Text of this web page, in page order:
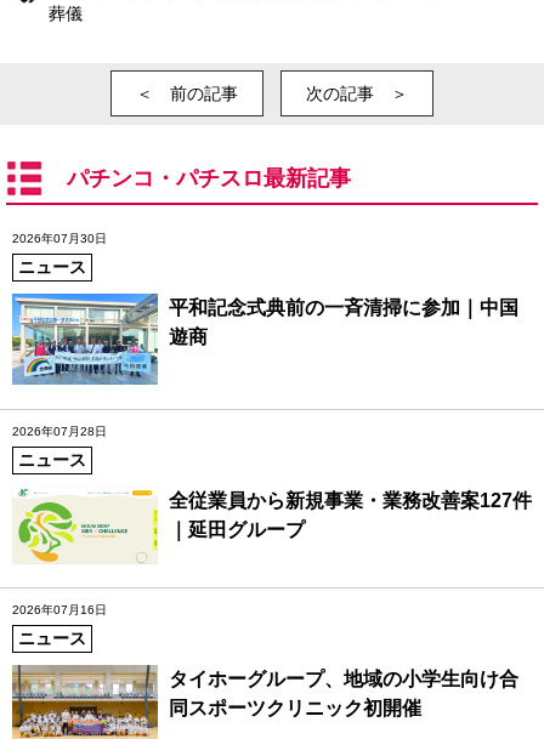
葬儀
＜ 前の記事 次の記事 ＞
パチンコ・パチスロ最新記事
2026年07月30日
ニュース
平和記念式典前の一斉清掃に参加｜中国
遊商
2026年07月28日
ニュース
全従業員から新規事業・業務改善案127件
｜延田グループ
2026年07月16日
ニュース
タイホーグループ、地域の小学生向け合
同スポーツクリニック初開催